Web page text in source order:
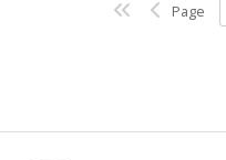
Page